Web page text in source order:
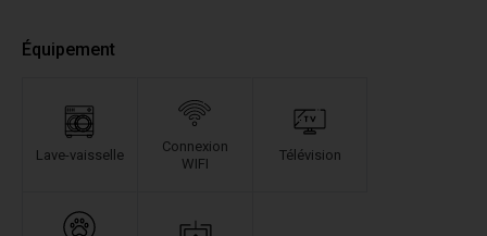
Équipement
Lave-vaisselle
Connexion
WIFI
Télévision